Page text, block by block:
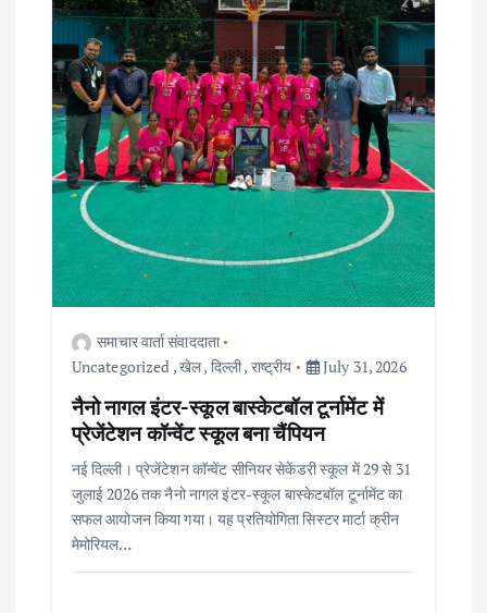
o
n
समाचार वार्ता संवाददाता
Uncategorized ,खेल, दिल्ली, राष्ट्रीय July 31, 2026
नैनो नागल इंटर-स्कूल बास्केटबॉल टूर्नामेंट में
प्रेजेंटेशन कॉन्वेंट स्कूल बना चैंपियन
नई दिल्ली। प्रेजेंटेशन कॉन्वेंट सीनियर सेकेंडरी स्कूल में 29 से 31
जुलाई 2026 तक नैनो नागल इंटर-स्कूल बास्केटबॉल टूर्नामेंट का
सफल आयोजन किया गया। यह प्रतियोगिता सिस्टर मार्टा क्रीन
मेमोरियल…